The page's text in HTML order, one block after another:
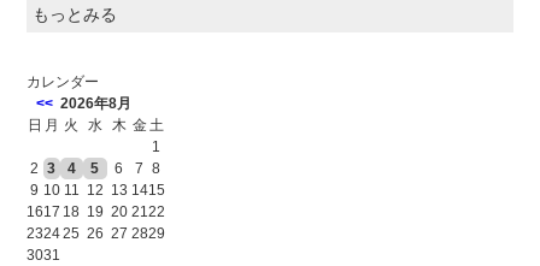
もっとみる
カレンダー
<< 2026年8月
日 月 火 水 木 金土
1
2 3 4 5 6 7 8
9 10 11 12 13 1415
1617 18 19 20 2122
232425 26 27 2829
3031